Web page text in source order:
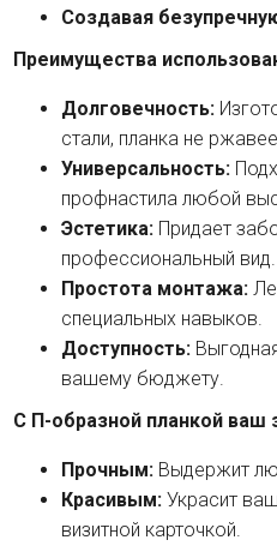
Создавая
Преимущества
Долговечность:
стали, планка не
Универсальность:
профнастила любой
Эстетика: Придает
профессиональный вид.
Простота монтажа:
специальных навыков.
Доступность:
вашему бюджету.
С П-образной планкой ваш
Прочным: Выдержит
Красивым: Украсит
визитной карточкой.